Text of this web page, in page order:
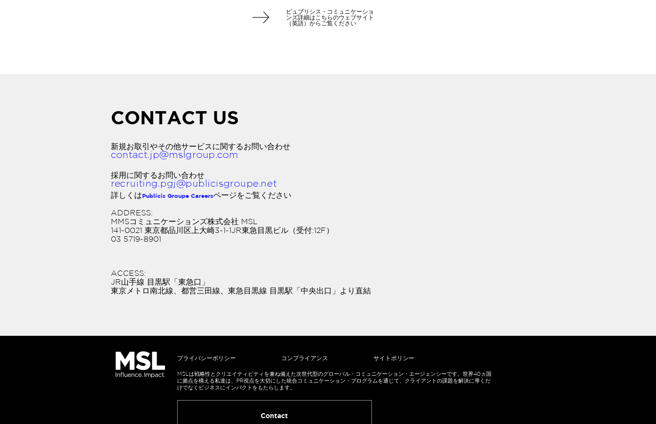
ピュブリシス・コミュニケーショ
ンズ詳細はこちらのウェブサイト
（英語）からご覧ください
CONTACT US
新規お取引やその他サービスに関するお問い合わせ
採用に関するお問い合わせ
詳しくはPublicis Groupe Careersページをご覧ください
ADDRESS:
MMSコミュニケーションズ株式会社 MSL
141-0021 東京都品川区上大崎3-1-1JR東急目黒ビル（受付:12F）
03 5719-8901
ACCESS:
JR山手線 目黒駅「東急口」
東京メトロ南北線、都営三田線、東急目黒線 目黒駅「中央出口」より直結
Sub-
footer
プライバシーポリシー コンプライアンス サイトポリシー
MSLは戦略性とクリエイティビティを兼ね備えた次世代型のグローバル・コミュニケーション・エージェンシーです。世界40ヵ国
に拠点を構える私達は、PR視点を大切にした統合コミュニケーション・プログラムを通じて、クライアントの課題を解決に導くだ
けでなくビジネスにインパクトをもたらします。
Contact